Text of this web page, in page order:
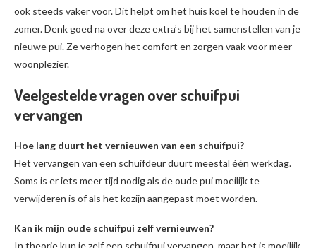
ook steeds vaker voor. Dit helpt om het huis koel te houden in de
zomer. Denk goed na over deze extra’s bij het samenstellen van je
nieuwe pui. Ze verhogen het comfort en zorgen vaak voor meer
woonplezier.
Veelgestelde vragen over schuifpui
vervangen
Hoe lang duurt het vernieuwen van een schuifpui?
Het vervangen van een schuifdeur duurt meestal één werkdag.
Soms is er iets meer tijd nodig als de oude pui moeilijk te
verwijderen is of als het kozijn aangepast moet worden.
Kan ik mijn oude schuifpui zelf vernieuwen?
In theorie kun je zelf een schuifpui vervangen, maar het is moeilijk